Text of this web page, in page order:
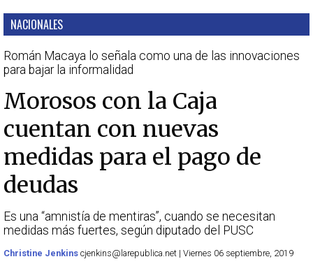
NACIONALES
Román Macaya lo señala como una de las innovaciones
para bajar la informalidad
Morosos con la Caja
cuentan con nuevas
medidas para el pago de
deudas
Es una “amnistía de mentiras”, cuando se necesitan
medidas más fuertes, según diputado del PUSC
Christine Jenkins cjenkins@larepublica.net | Viernes 06 septiembre, 2019